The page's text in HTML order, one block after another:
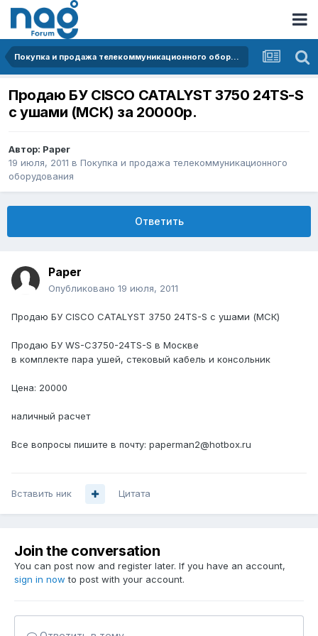
Покупка и продажа телекоммуникационного оборудования
Продаю БУ CISCO CATALYST 3750 24TS-S
c ушами (МСК) за 20000р.
Автор: Paper
19 июля, 2011 в Покупка и продажа телекоммуникационного
оборудования
Ответить
Paper
Опубликовано 19 июля, 2011
Продаю БУ CISCO CATALYST 3750 24TS-S c ушами (МСК)
Продаю БУ WS-C3750-24TS-S в Москве
в комплекте пара ушей, стековый кабель и консольник
Цена: 20000
наличный расчет
Все вопросы пишите в почту: paperman2@hotbox.ru
Вставить ник Цитата
Join the conversation
You can post now and register later. If you have an account,
sign in now to post with your account.